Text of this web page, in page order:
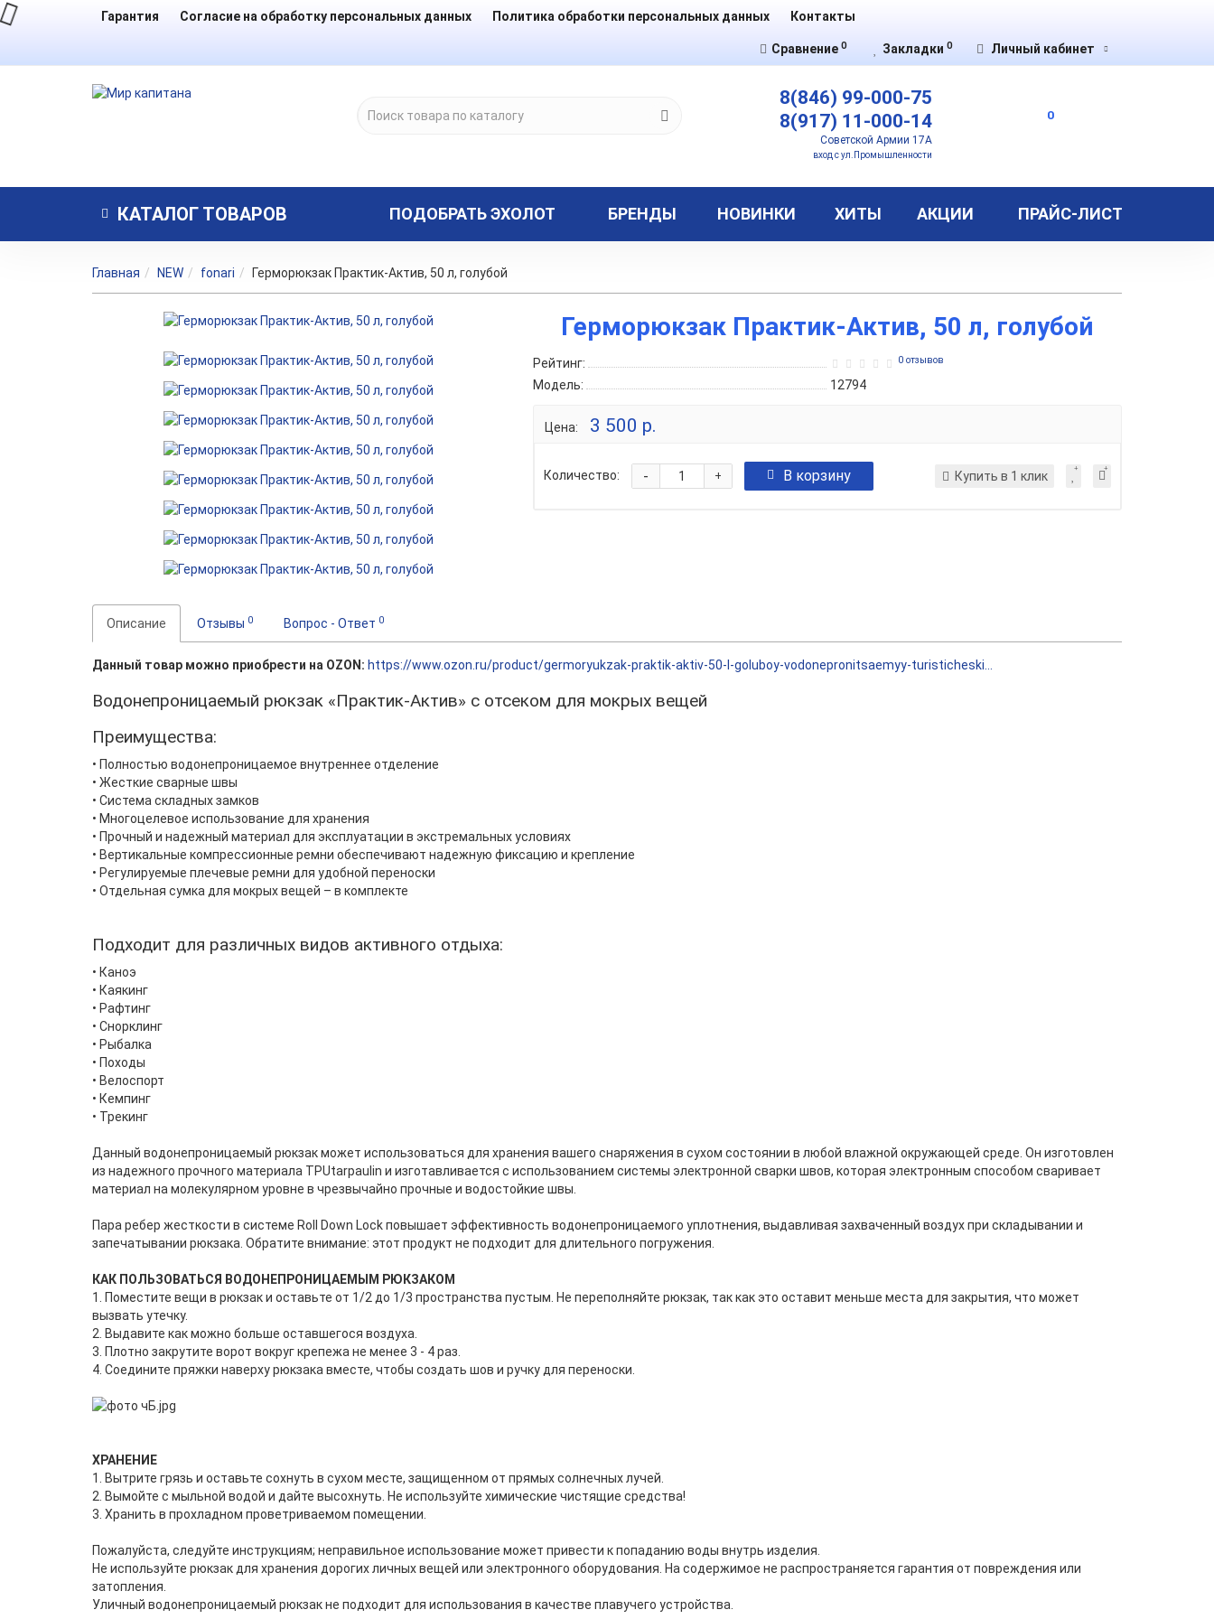
Гарантия Согласие на обработку персональных данных Политика обработки персональных данных Контакты
Сравнение 0 Закладки 0 Личный кабинет
8(846) 99-000-75
8(917) 11-000-14
Советской Армии 17А
вход с ул.Промышленности
0
КАТАЛОГ ТОВАРОВ ПОДОБРАТЬ ЭХОЛОТ БРЕНДЫ НОВИНКИ ХИТЫ АКЦИИ ПРАЙС-ЛИСТ
Главная NEW fonari Герморюкзак Практик-Актив, 50 л, голубой
Герморюкзак Практик-Актив, 50 л, голубой
Рейтинг: 0 отзывов
Модель: 12794
Цена: 3 500 р.
Количество: +
- В корзину Купить в 1 клик
Описание Отзывы 0 Вопрос - Ответ 0
Данный товар можно приобрести на OZON: https://www.ozon.ru/product/germoryukzak-praktik-aktiv-50-l-goluboy-vodonepronitsaemyy-turisticheski...
Водонепроницаемый рюкзак «Практик-Актив» с отсеком для мокрых вещей
Преимущества:
• Полностью водонепроницаемое внутреннее отделение
• Жесткие сварные швы
• Система складных замков
• Многоцелевое использование для хранения
• Прочный и надежный материал для эксплуатации в экстремальных условиях
• Вертикальные компрессионные ремни обеспечивают надежную фиксацию и крепление
• Регулируемые плечевые ремни для удобной переноски
• Отдельная сумка для мокрых вещей – в комплекте
Подходит для различных видов активного отдыха:
• Каноэ
• Каякинг
• Рафтинг
• Снорклинг
• Рыбалка
• Походы
• Велоспорт
• Кемпинг
• Трекинг
Данный водонепроницаемый рюкзак может использоваться для хранения вашего снаряжения в сухом состоянии в любой влажной окружающей среде. Он изготовлен
из надежного прочного материала TPUtarpaulin и изготавливается с использованием системы электронной сварки швов, которая электронным способом сваривает
материал на молекулярном уровне в чрезвычайно прочные и водостойкие швы.
Пара ребер жесткости в системе Roll Down Lock повышает эффективность водонепроницаемого уплотнения, выдавливая захваченный воздух при складывании и
запечатывании рюкзака. Обратите внимание: этот продукт не подходит для длительного погружения.
КАК ПОЛЬЗОВАТЬСЯ ВОДОНЕПРОНИЦАЕМЫМ РЮКЗАКОМ
1. Поместите вещи в рюкзак и оставьте от 1/2 до 1/3 пространства пустым. Не переполняйте рюкзак, так как это оставит меньше места для закрытия, что может
вызвать утечку.
2. Выдавите как можно больше оставшегося воздуха.
3. Плотно закрутите ворот вокруг крепежа не менее 3 - 4 раз.
4. Соедините пряжки наверху рюкзака вместе, чтобы создать шов и ручку для переноски.
ХРАНЕНИЕ
1. Вытрите грязь и оставьте сохнуть в сухом месте, защищенном от прямых солнечных лучей.
2. Вымойте с мыльной водой и дайте высохнуть. Не используйте химические чистящие средства!
3. Хранить в прохладном проветриваемом помещении.
Пожалуйста, следуйте инструкциям; неправильное использование может привести к попаданию воды внутрь изделия.
Не используйте рюкзак для хранения дорогих личных вещей или электронного оборудования. На содержимое не распространяется гарантия от повреждения или
затопления.
Уличный водонепроницаемый рюкзак не подходит для использования в качестве плавучего устройства.